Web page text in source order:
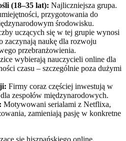
(18–35 lat): Najliczniejsza grupa.
przygotowania do
środowisku.
uczących się w tej grupie wynosi
zaczynają naukę dla rozwoju
przebranżowienia.
wybierają nauczycieli online dla
czasu – szczególnie poza dużymi
Firmy coraz częściej inwestują w
zespołów międzynarodowych.
Motywowani serialami z Netflixa,
zamieniają pasję w konkretne